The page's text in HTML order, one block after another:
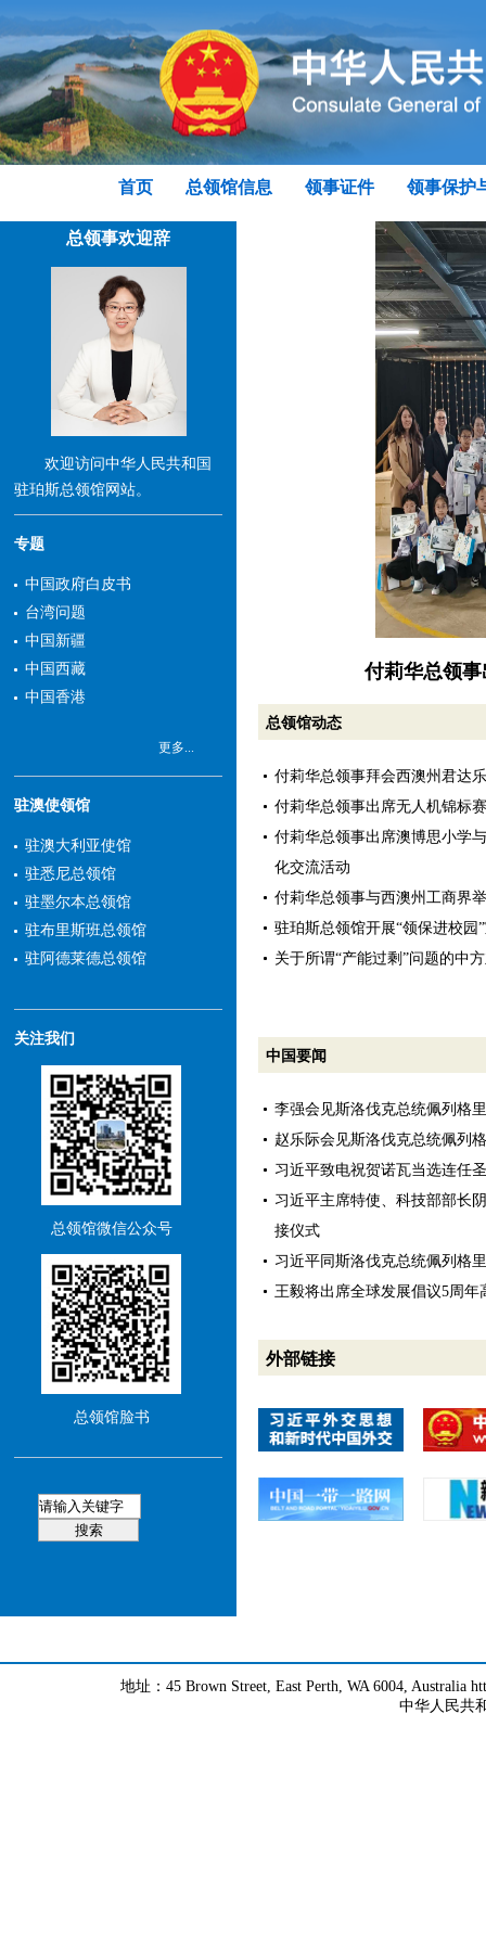
首页 总领馆信息 领事证件 领事保护
总领事欢迎辞
欢迎访问中华人民共和国
驻珀斯总领馆网站。
专题
中国政府白皮书
台湾问题
中国新疆
中国西藏
中国香港
更多...
驻澳使领馆
驻澳大利亚使馆
驻悉尼总领馆
驻墨尔本总领馆
驻布里斯班总领馆
驻阿德莱德总领馆
关注我们
总领馆微信公众号
总领馆脸书
付莉华总领
总领馆动态
付莉华总领事拜会西澳州君达
付莉华总领事出席无人机锦标
付莉华总领事出席澳博思小学
化交流活动
付莉华总领事与西澳州工商界
驻珀斯总领馆开展“领保进校园
关于所谓“产能过剩”问题的中
中国要闻
李强会见斯洛伐克总统佩列格
赵乐际会见斯洛伐克总统佩列
习近平致电祝贺诺瓦当选连任
习近平主席特使、科技部部长
接仪式
习近平同斯洛伐克总统佩列格
王毅将出席全球发展倡议5周年
外部链接
地址：45 Brown Street, East Perth, WA 6004, Australia
中华人民共